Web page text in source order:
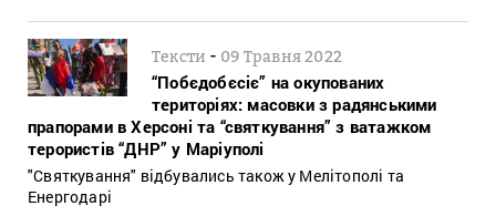
Тексти - 09 Травня 2022
“Побєдобєсіє” на окупованих
територіях: масовки з радянськими
прапорами в Херсоні та “святкування” з ватажком
терористів “ДНР” у Маріуполі
"Святкування" відбувались також у Мелітополі та
Енергодарі